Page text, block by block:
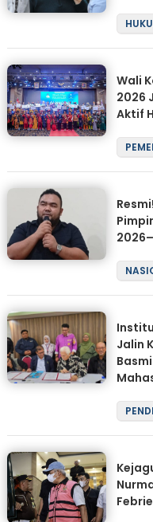
Wali
2026
Aktif
Jalin